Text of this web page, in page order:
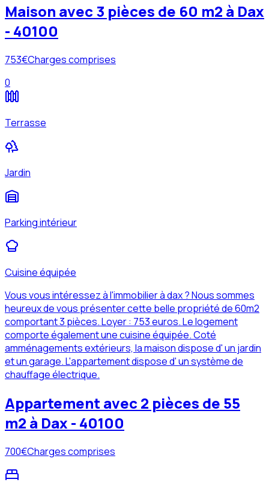
Maison avec 3 pièces de 60 m2 à Dax
- 40100
753€Charges comprises
0
Terrasse
Jardin
Parking intérieur
Cuisine équipée
Vous vous intéressez à l'immobilier à dax ? Nous sommes
heureux de vous présenter cette belle propriété de 60m2
comportant 3 pièces. Loyer : 753 euros. Le logement
comporte également une cuisine équipée. Coté
amménagements extérieurs, la maison dispose d' un jardin
et un garage. L'appartement dispose d' un système de
chauffage électrique.
Appartement avec 2 pièces de 55
m2 à Dax - 40100
700€Charges comprises